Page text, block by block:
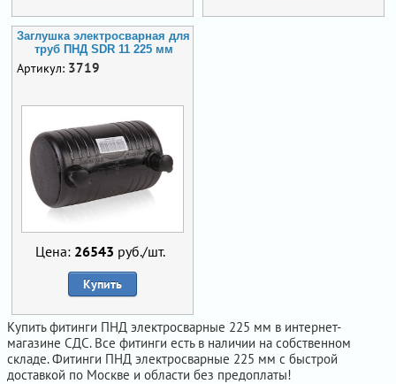
Заглушка электросварная для
труб ПНД SDR 11 225 мм
Артикул: 3719
Цена: 26543 руб./шт.
Купить
Купить фитинги ПНД электросварные 225 мм в интернет-
магазине СДС. Все фитинги есть в наличии на собственном
складе. Фитинги ПНД электросварные 225 мм с быстрой
доставкой по Москве и области без предоплаты!